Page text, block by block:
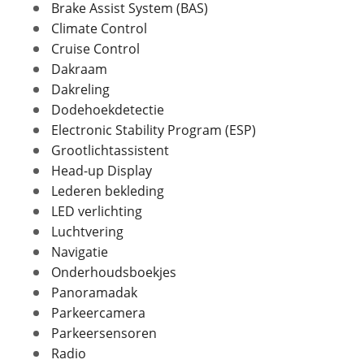
In- en exterieur
Aantal deuren
Aantal zitplaatsen
Bekleding
Interieurkleur
charcoal
Laksoort
Kleur
Fabriekskleur
Verbruik en milieu
Brandstof
Nevenbrandstof
Inhoud brandstoftank
Brake Assist System (BAS)
Climate Control
Cruise Control
Dakraam
Dakreling
Dodehoekdetectie
Electronic Stability Program (ESP)
Grootlichtassistent
Head-up Display
Lederen bekleding
LED verlichting
Luchtvering
Navigatie
Onderhoudsboekjes
Panoramadak
Parkeercamera
Parkeersensoren
Radio
Foto's
Klik hier om foto's te uploaden
(optioneel)
JPG, PNG (max 10 foto's)
Jouw contactgegevens
Naam
E-mailadres
Telefoonnummer (optioneel)
Ja, ik wil graag de nieuwsbrief ontvangen.